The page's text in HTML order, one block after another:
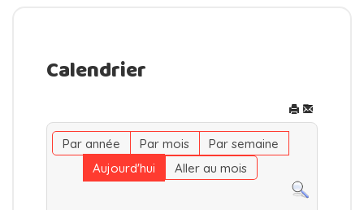
Calendrier
Par année Par mois
Par semaine
Aujourd'hui
Aller au mois